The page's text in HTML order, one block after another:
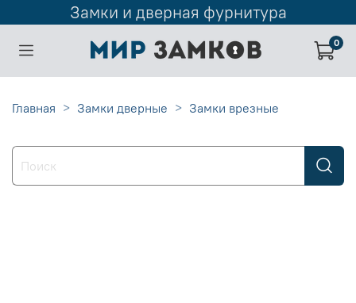
Замки и дверная фурнитура
0
Главная Замки дверные Замки врезные